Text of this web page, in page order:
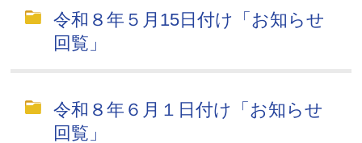
令和８年５月15日付け「お知らせ
回覧」
令和８年６月１日付け「お知らせ
回覧」